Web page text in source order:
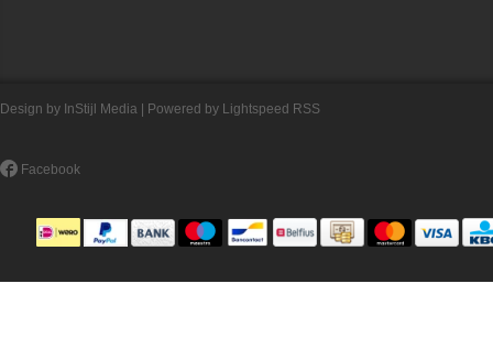
Design by InStijl Media | Powered by Lightspeed RSS
Facebook